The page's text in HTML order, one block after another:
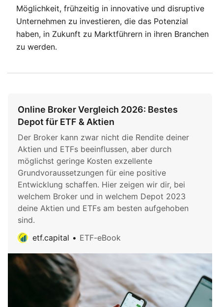
Möglichkeit, frühzeitig in innovative und disruptive
Unternehmen zu investieren, die das Potenzial
haben, in Zukunft zu Marktführern in ihren Branchen
zu werden.
Online Broker Vergleich 2026: Bestes
Depot für ETF & Aktien
Der Broker kann zwar nicht die Rendite deiner
Aktien und ETFs beeinflussen, aber durch
möglichst geringe Kosten exzellente
Grundvoraussetzungen für eine positive
Entwicklung schaffen. Hier zeigen wir dir, bei
welchem Broker und in welchem Depot 2023
deine Aktien und ETFs am besten aufgehoben
sind.
etf.capital
ETF-eBook